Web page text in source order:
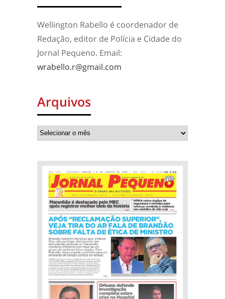
Wellington Rabello é coordenador de
Redação, editor de Polícia e Cidade do
Jornal Pequeno. Email:
wrabello.r@gmail.com
Arquivos